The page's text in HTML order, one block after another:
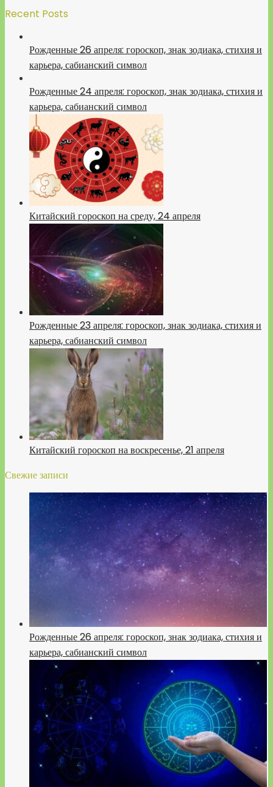
Recent Posts
Рожденные 26 апреля: гороскоп, знак зодиака, стихия и
карьера, сабианский символ
Рожденные 24 апреля: гороскоп, знак зодиака, стихия и
карьера, сабианский символ
Китайский гороскоп на среду, 24 апреля
Рожденные 23 апреля: гороскоп, знак зодиака, стихия и
карьера, сабианский символ
Китайский гороскоп на воскресенье, 21 апреля
Свежие записи
Рожденные 26 апреля: гороскоп, знак зодиака, стихия и
карьера, сабианский символ